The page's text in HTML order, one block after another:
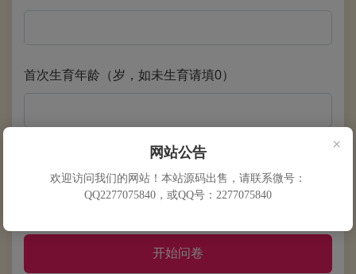
首次生育年龄（岁，如未生育请填0）
绝经年龄（岁，未绝经请填0）
开始问卷
×
网站公告
欢迎访问我们的网站！本站源码出售，请联系微号：
QQ2277075840，或QQ号：2277075840